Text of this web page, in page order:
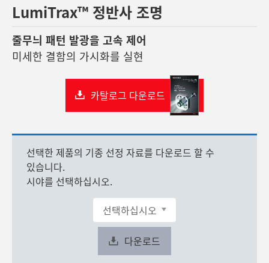
LumiTrax™ 정반사 조명
줄무늬 패턴 발광을 고속 제어
미세한 결함의 가시화를 실현
카탈로그 다운로드
선택한 제품의 기종 선정 자료를 다운로드 할 수
있습니다.
시야를 선택하십시오.
다운로드